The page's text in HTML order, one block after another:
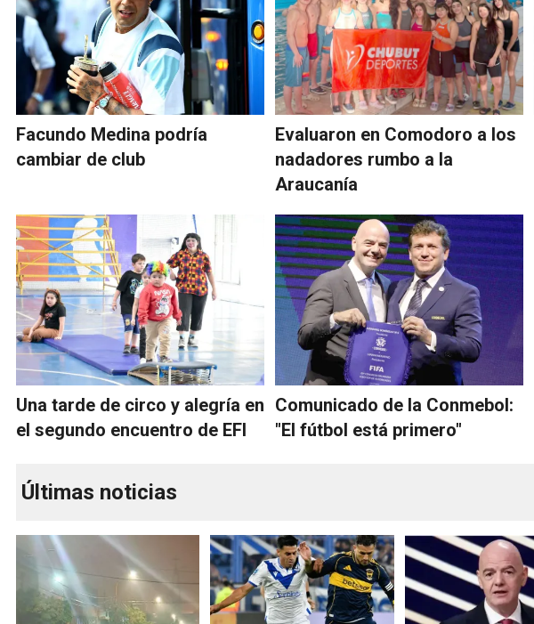
Facundo Medina podría
cambiar de club
Evaluaron en Comodoro a los
nadadores rumbo a la
Araucanía
Una tarde de circo y alegría en
el segundo encuentro de EFI
Comunicado de la Conmebol:
"El fútbol está primero"
Últimas noticias